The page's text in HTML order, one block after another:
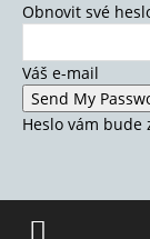
Obnovit své
Váš e-mail
Heslo vám bude